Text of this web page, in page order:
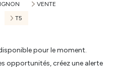
VENTE
T5
pour le moment.
opportunités, créez une alerte